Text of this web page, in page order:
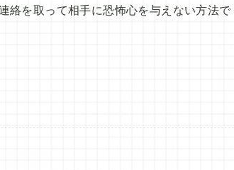
絡を取って相手に恐怖心を与えない方法で